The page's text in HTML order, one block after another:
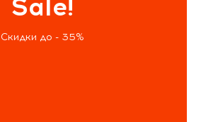
Sale!
Скидки до - 35%